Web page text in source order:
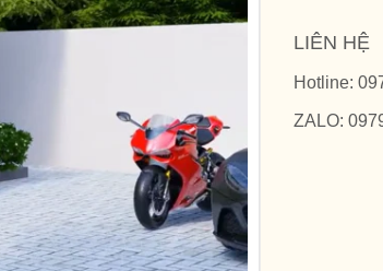
LIÊN HỆ
Hotline:
ZALO: